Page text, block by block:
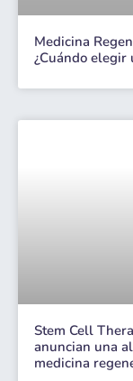
Medicina
¿Cuándo elegir
Stem Cell
anuncian una
medicina